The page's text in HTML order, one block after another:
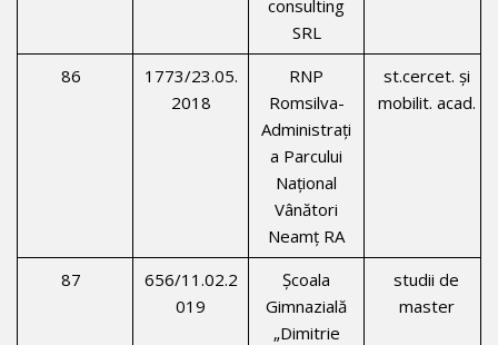
consulting
SRL
86
1773/23.05.
2018
RNP
Romsilva-
Administraţi
a Parcului
Naţional
Vânători
Neamţ RA
st.cercet. şi
mobilit. acad.
87
656/11.02.2
019
Şcoala
Gimnazială
„Dimitrie
studii de
master